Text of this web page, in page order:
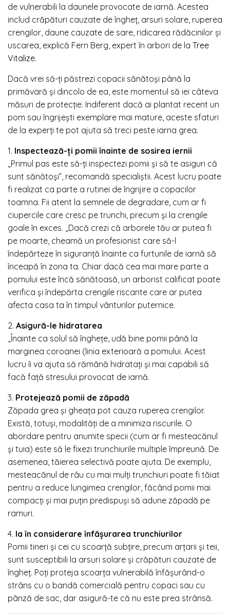
de vulnerabili la daunele provocate de iarnă. Acestea
includ crăpături cauzate de îngheț, arsuri solare, ruperea
crengilor, daune cauzate de sare, ridicarea rădăcinilor și
uscarea, explică Fern Berg, expert în arbori de la Tree
Vitalize.
Dacă vrei să-ți păstrezi copacii sănătoși până la
primăvară și dincolo de ea, este momentul să iei câteva
măsuri de protecție. Indiferent dacă ai plantat recent un
pom sau îngrijești exemplare mai mature, aceste sfaturi
de la experți te pot ajuta să treci peste iarna grea.
1. Inspectează-ți pomii înainte de sosirea iernii
„Primul pas este să-ți inspectezi pomii și să te asiguri că
sunt sănătoși”, recomandă specialiștii. Acest lucru poate
fi realizat ca parte a rutinei de îngrijire a copacilor
toamna. Fii atent la semnele de degradare, cum ar fi
ciupercile care cresc pe trunchi, precum și la crengile
goale în exces. „Dacă crezi că arborele tău ar putea fi
pe moarte, cheamă un profesionist care să-l
îndepărteze în siguranță înainte ca furtunile de iarnă să
înceapă în zona ta. Chiar dacă cea mai mare parte a
pomului este încă sănătoasă, un arborist calificat poate
verifica și îndepărta crengile riscante care ar putea
afecta casa ta în timpul vânturilor puternice.
2. Asigură-le hidratarea
„Înainte ca solul să înghețe, udă bine pomii până la
marginea coroanei (linia exterioară a pomului. Acest
lucru îi va ajuta să rămână hidratați și mai capabili să
facă față stresului provocat de iarnă.
3. Protejează pomii de zăpadă
Zăpada grea și gheața pot cauza ruperea crengilor.
Există, totuși, modalități de a minimiza riscurile. O
abordare pentru anumite specii (cum ar fi mesteacănul
și tuia) este să le fixezi trunchiurile multiple împreună. De
asemenea, tăierea selectivă poate ajuta. De exemplu,
mesteacănul de râu cu mai mulți trunchiuri poate fi tăiat
pentru a reduce lungimea crengilor, făcând pomii mai
compacți și mai puțin predispuși să adune zăpadă pe
ramuri.
4. Ia în considerare înfășurarea trunchiurilor
Pomii tineri și cei cu scoarță subțire, precum arțarii și teii,
sunt susceptibili la arsuri solare și crăpături cauzate de
îngheț. Poți proteja scoarța vulnerabilă înfășurând-o
strâns cu o bandă comercială pentru copaci sau cu
pânză de sac, dar asigură-te că nu este prea strânsă.